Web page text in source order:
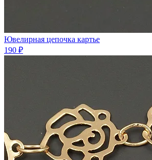
Ювелирная цепочка картье
190 ₽